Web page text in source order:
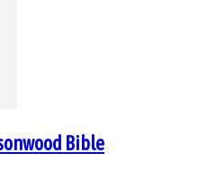
Bible